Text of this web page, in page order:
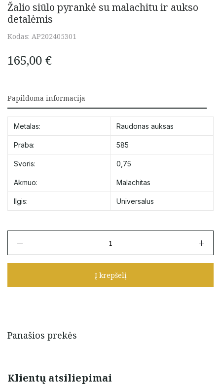
Žalio siūlo pyrankė su malachitu ir aukso
detalėmis
Kodas: AP202405301
165,00 €
Papildoma informacija
Metalas: Raudonas auksas
Praba: 585
Svoris: 0,75
Akmuo: Malachitas
Ilgis: Universalus
Žalio
su
detalėmis
Į krepšelį
Panašios prekės
Klientų atsiliepimai